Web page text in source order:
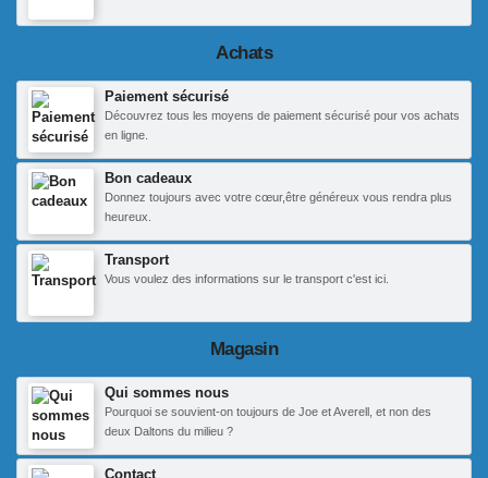
Achats
Paiement sécurisé
Découvrez tous les moyens de paiement sécurisé pour vos achats
en ligne.
Bon cadeaux
Donnez toujours avec votre cœur,être généreux vous rendra plus
heureux.
Transport
Vous voulez des informations sur le transport c'est ici.
Magasin
Qui sommes nous
Pourquoi se souvient-on toujours de Joe et Averell, et non des
deux Daltons du milieu ?
Contact